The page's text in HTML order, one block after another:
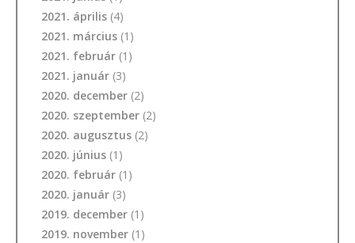
2021. április (4)
2021. március (1)
2021. február (1)
2021. január (3)
2020. december (2)
2020. szeptember (2)
2020. augusztus (2)
2020. június (1)
2020. február (1)
2020. január (3)
2019. december (1)
2019. november (1)